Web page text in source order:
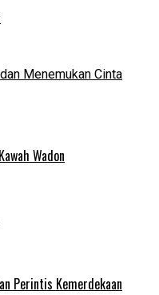
Menemukan Cinta
Wadon
Perintis Kemerdekaan